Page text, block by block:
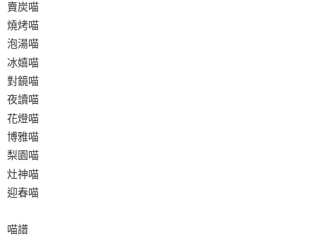
賣炭喵
燒烤喵
泡湯喵
冰嬉喵
對鏡喵
夜讀喵
花燈喵
博雅喵
梨園喵
灶神喵
迎春喵
喵譜